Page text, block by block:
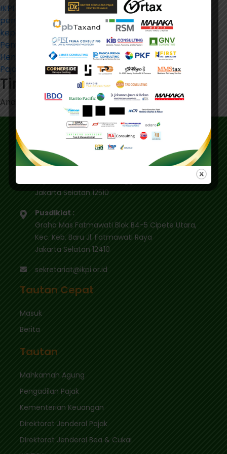
IKPI Cabang Jakut Franky Foreson didampingi oleh
pengurus dan anggota. Sementara itu, Hadir mewakili
kepala Kanwil DJP Jakut adalah Kepala Bidang
Penyuluhan Pelayanan dan Hubungan Masyarakat
Hendriyan, beserta seluruh Kepala Kantor Pelayanan
Pajak (KPP) se-Jakut. (Foto: IKPI/Bayu Legianto)
Tinggalkan Balasan
Anda harusmasukuntuk berkomentar.
Alamat
Alamat Utama :
Gedung IKPI, Jl. Condet Pejaten No. 3B
Jakarta Selatan 12510
Pusdiklat :
Graha Mas Fatmawati Blok B4-5 Cipete Utara,
Kec. Keb. Baru Jl. Fatmawati Raya
Jakarta Selatan 12410
sekretariat@ikpi.or.id
Tautan Cepat
Masuk
Berita
Tautan
Mahkamah Agung
Pengadilan Pajak
Kementerian Keuangan
Direktorat Jenderal Pajak
Direktorat Jenderal Bea & Cukai